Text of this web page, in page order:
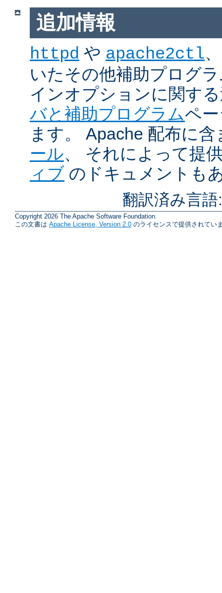
追加情報
httpd や apache2ctl
いたその他補助プログ
インオプションに関す
バと補助プログラムペ
ます。 Apache 配布に
ール、 それによって提
ィブ のドキュメントも
翻訳済み言
Copyright 2026 The Apache Software Foundation.
この文書は Apache License, Version 2.0 のライセンスで提供されてい